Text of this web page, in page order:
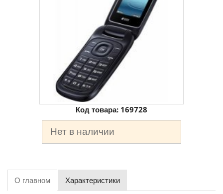
Код товара: 169728
Нет в наличии
О главном Характеристики